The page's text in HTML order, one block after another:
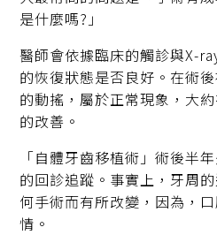
是什麼嗎?」
醫師會依據臨床的觸診與X-
的恢復狀態是否良好。在術
的動搖，屬於正常現象，大
的改善。
「自體牙齒移植術」術後半
的回診追蹤。事實上，牙周
何手術而有所改變，因為，
情。